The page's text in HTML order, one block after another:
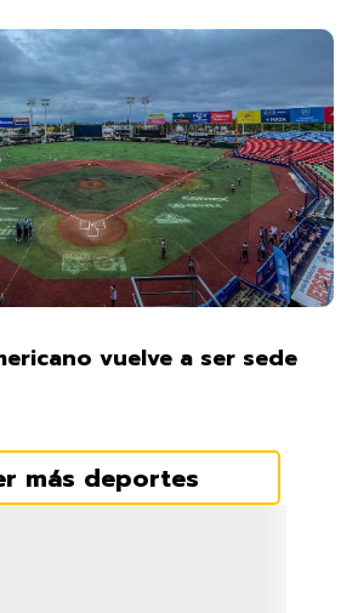
vuelve a ser sede
más deportes